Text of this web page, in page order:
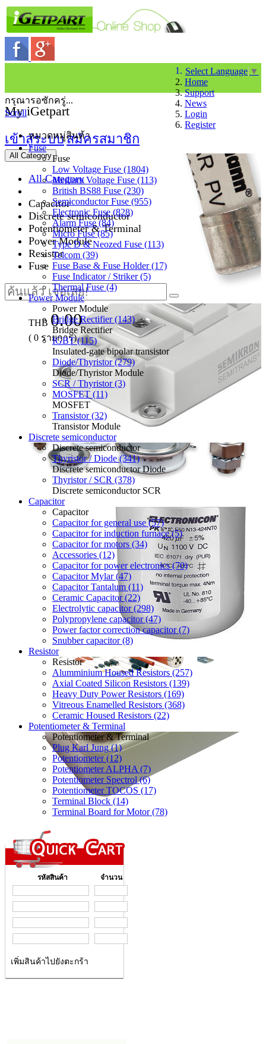
Select Language ▼
Home
Support
News
Login
Register
My iGetpart
เข้าสู่ระบบสมัครสมาชิก
All Category
All Category
Capacitor
Discrete semiconductor
Potentiometer & Terminal
Power Module
Resistor
Fuse
THB 0.00
( 0 รายการ)
กรุณารอซักครู่...
Scroll
หมวดหมู่สินค้า
Fuse
Fuse
Low Voltage Fuse (1804)
Medium Voltage Fuse (113)
British BS88 Fuse (230)
Semiconductor Fuse (955)
Electronic Fuse (828)
Alarm Fuse (84)
Micro Fuse (85)
Type D & Neozed Fuse (113)
Telcom (39)
Fuse Base & Fuse Holder (17)
Fuse Indicator / Striker (5)
Thermal Fuse (4)
Power Module
Power Module
Bridge Rectifier (143)
Bridge Rectifier
IGBT (115)
Insulated-gate bipolar transistor
Diode/Thyristor (279)
Diode/Thyristor Module
SCR / Thyristor (3)
MOSFET (11)
MOSFET
Transistor (32)
Transistor Module
Discrete semiconductor
Discrete semiconductor
Thyristor / Diode (341)
Discrete semiconductor Diode
Thyristor / SCR (378)
Discrete semiconductor SCR
Capacitor
Capacitor
Capacitor for general use (57)
Capacitor for induction furnace (5)
Capacitor for motors (34)
Accessories (12)
Capacitor for power electronics (70)
Capacitor Mylar (47)
Capacitor Tantalum (11)
Ceramic Capacitor (22)
Electrolytic capacitor (298)
Polypropylene capacitor (47)
Power factor correction capacitor (7)
Snubber capacitor (8)
Resistor
Resistor
Alumminium Housed Resistors (257)
Axial Coated Silicon Resistors (139)
Heavy Duty Power Resistors (169)
Vitreous Enamelled Resistors (368)
Ceramic Housed Resistors (22)
Potentiometer & Terminal
Potentiometer & Terminal
Plug Karl Jung (1)
Potentiometer (12)
Potentiometer ALPHA (7)
Potentiometer Spectrol (6)
Potentiometer TOCOS (17)
Terminal Block (14)
Terminal Board for Motor (78)
รหัสสินค้า จำนวน
เพิ่มสินค้าไปยังตะกร้า